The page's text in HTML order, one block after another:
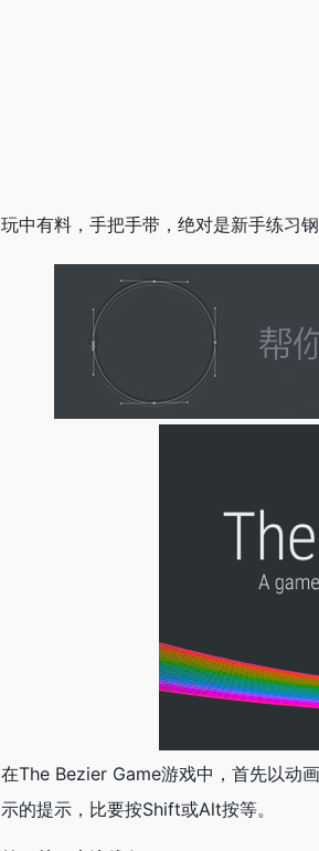
玩中有料，手把手带，绝对是新手练习
在The Bezier Game游戏中，首先以动
示的提示，比要按Shift或Alt按等。